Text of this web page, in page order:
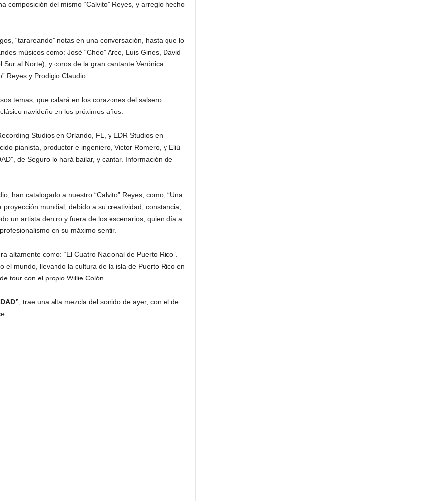
composición del mismo “Calvito” Reyes, y arreglo hecho
“tarareando” notas en una conversación, hasta que lo
músicos como: José “Cheo” Arce, Luis Gines, David
Sur al Norte), y coros de la gran cantante Verónica
Reyes y Prodigio Claudio.
temas, que calará en los corazones del salsero
navideño en los próximos años.
Studios en Orlando, FL, y EDR Studios en
pianista, productor e ingeniero, Victor Romero, y Eliú
de Seguro lo hará bailar, y cantar. Información de
han catalogado a nuestro “Calvito” Reyes, como, “Una
mundial, debido a su creatividad, constancia,
un artista dentro y fuera de los escenarios, quien día a
en su máximo sentir.
altamente como: “El Cuatro Nacional de Puerto Rico”.
el mundo, llevando la cultura de la isla de Puerto Rico en
tour con el propio Willie Colón.
, trae una alta mezcla del sonido de ayer, con el de